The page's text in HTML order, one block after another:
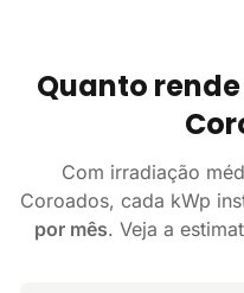
Quanto
Com irradiação
Coroados, cada kWp
por mês. Veja a